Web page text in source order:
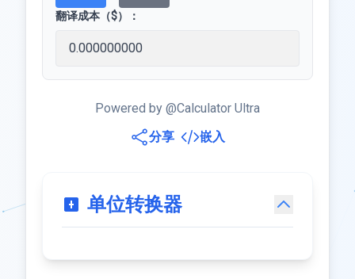
翻译成本（$）：
Powered by @Calculator Ultra
分享
嵌入
单位转换器